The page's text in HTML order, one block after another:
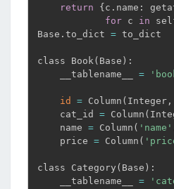
return
{ c.name:
for c in
Base.to_dict = to_dict
class Book( Base ) :
    __tablename__
=
id = Column ( Integer,
    cat_id
= Column (
    name
= Column ( 'name'
    price
= Column (
class Category ( Base ) :
    __tablename__
=